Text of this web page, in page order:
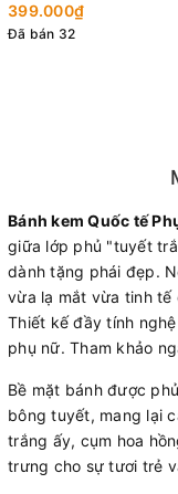
399.000₫
Đã bán 32
Bánh kem Quốc tế
giữa lớp phủ "tuyết
dành tặng phái đẹp.
vừa lạ mắt vừa tinh tế
Thiết kế đầy tính
phụ nữ. Tham khảo
Bề mặt bánh được
bông tuyết, mang lại
trắng ấy, cụm hoa
trưng cho sự tươi trẻ